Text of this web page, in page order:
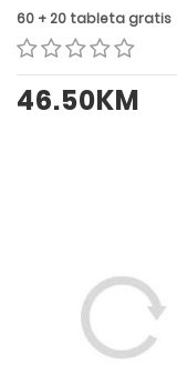
60 + 20 tableta gratis
46.50KM